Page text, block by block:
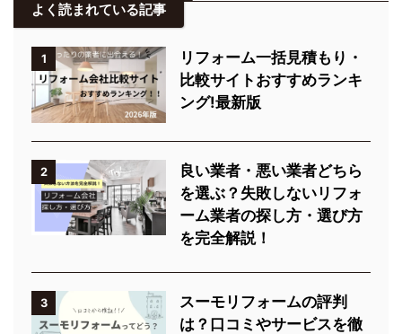
よく読まれている記事
1
リフォーム一括見積もり・
比較サイトおすすめランキ
ング!最新版
2
良い業者・悪い業者どちら
を選ぶ？失敗しないリフォ
ーム業者の探し方・選び方
を完全解説！
3
スーモリフォームの評判
は？口コミやサービスを徹